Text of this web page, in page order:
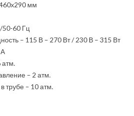
мм
60 Гц
– 115 В – 270 Вт / 230 В – 315 Вт
атм.
– 2 атм.
трубе – 10 атм.